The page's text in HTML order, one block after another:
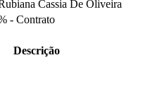
Cassia De Oliveira
- Contrato
Descrição